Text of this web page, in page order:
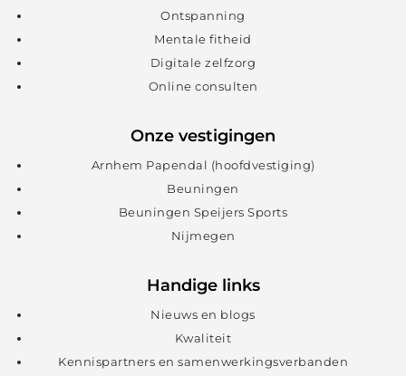
Ontspanning
Mentale fitheid
Digitale zelfzorg
Online consulten
Onze vestigingen
Arnhem Papendal (hoofdvestiging)
Beuningen
Beuningen Speijers Sports
Nijmegen
Handige links
Nieuws en blogs
Kwaliteit
Kennispartners en samenwerkingsverbanden